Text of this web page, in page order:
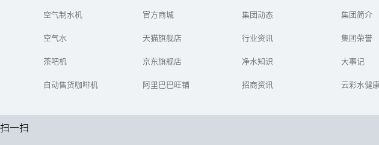
最近，一篇《可怕! 洛杉
重超标 2亿人受肺癌"致
传播起...
乏国家，中国就是其中之
水难，都已经成为了普遍
空气制水机
空气水
茶吧机
自动售货咖啡机
官方商城
天猫旗舰店
京东旗舰店
阿里巴巴旺铺
集团动态
行业资讯
净水知识
招商资讯
集团简介
集团荣誉
大事记
云彩水健
扫一扫